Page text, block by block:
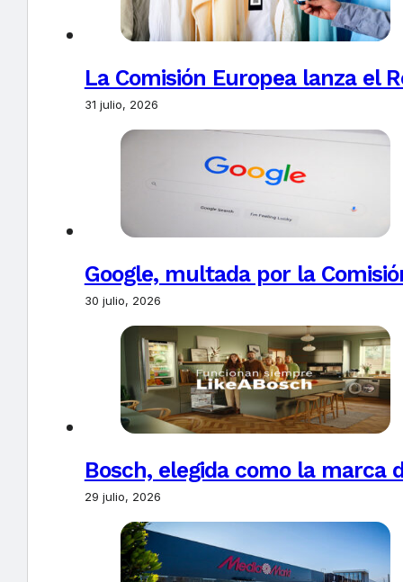
La Comisión Europea lanza el
31 julio, 2026
Google, multada por la
30 julio, 2026
Bosch, elegida como la marca
29 julio, 2026